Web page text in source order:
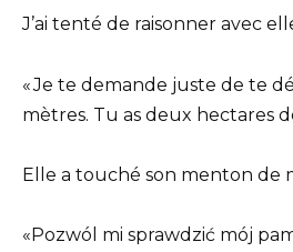
J’ai tenté de raisonner avec
« Je te demande juste de te
mètres. Tu as deux hectares
Elle a touché son menton de
«Pozwól mi sprawdzić mój